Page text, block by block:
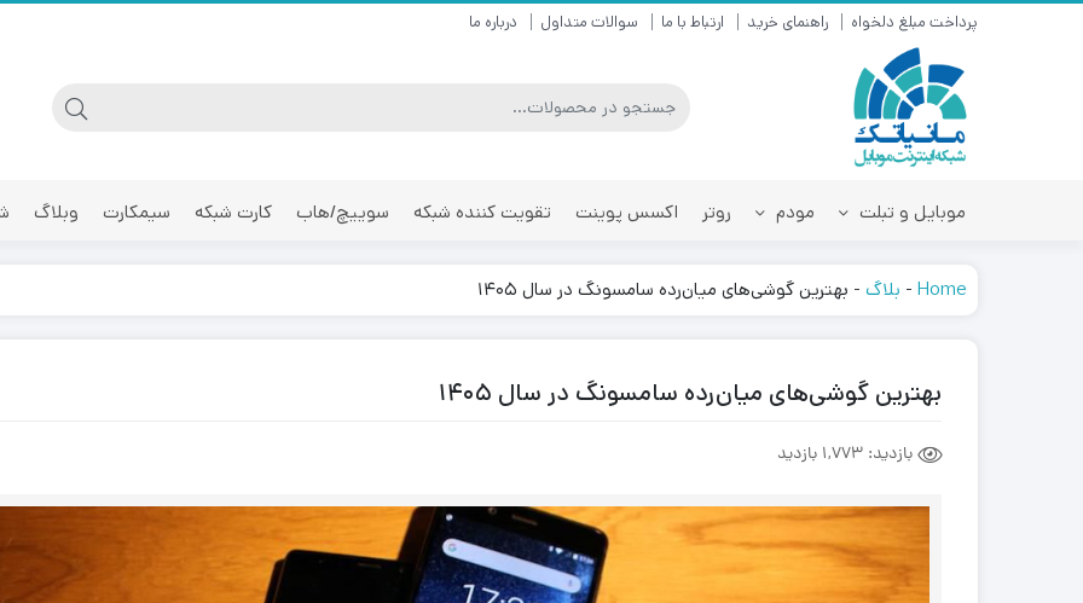
پرداخت مبلغ دلخواه راهنمای خرید ارتباط با ما سوالات متداول درباره ما
موبایل و تبلت مودم روتر اکسس پوینت تقویت کننده شبکه سوییچ/هاب کارت شبکه سیمکارت وبلاگ
Home
- بلاگ - بهترین گوشی‌های میان‌رده سامسونگ در سال ۱۴۰۵
بهترین گوشی‌های میان‌رده سامسونگ در سال ۱۴۰۵
بازدید: 1,773 بازدید